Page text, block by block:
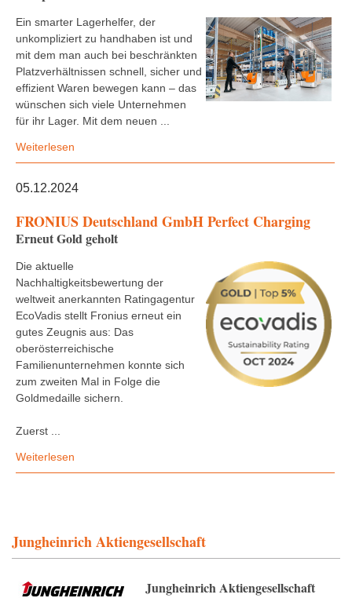
Ein smarter Lagerhelfer, der
unkompliziert zu handhaben ist und
mit dem man auch bei beschränkten
Platzverhältnissen schnell, sicher und
effizient Waren bewegen kann – das
wünschen sich viele Unternehmen
für ihr Lager. Mit dem neuen ...
Weiterlesen
05.12.2024
FRONIUS Deutschland GmbH Perfect Charging
Erneut Gold geholt
Die aktuelle
Nachhaltigkeitsbewertung der
weltweit anerkannten Ratingagentur
EcoVadis stellt Fronius erneut ein
gutes Zeugnis aus: Das
oberösterreichische
Familienunternehmen konnte sich
zum zweiten Mal in Folge die
Goldmedaille sichern.
Zuerst ...
Weiterlesen
Jungheinrich Aktiengesellschaft
Jungheinrich Aktiengesellschaft